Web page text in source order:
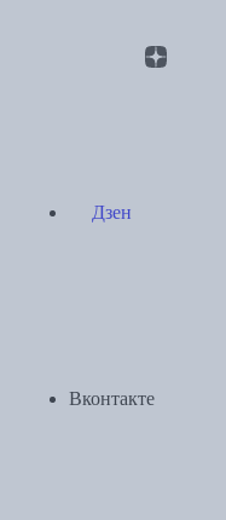
Дзен
Вконтакте